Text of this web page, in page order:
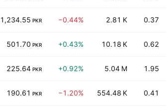
1,234.55 PKR −0.44% 2.81 K 0.37
501.70 PKR +0.43% 10.18 K 0.62
225.64 PKR +0.92% 5.04 M 1.95
190.61 PKR −1.20% 554.48 K 0.41